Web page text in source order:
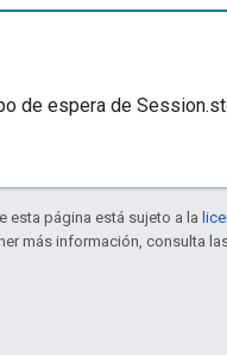
de espera de
esta página está sujeto a la
más información, consulta